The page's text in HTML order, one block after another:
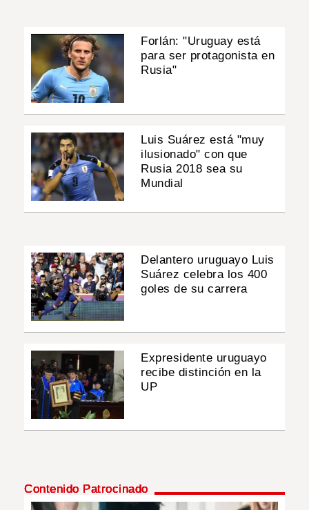
Forlán: "Uruguay está
para ser protagonista en
Rusia"
Luis Suárez está "muy
ilusionado" con que
Rusia 2018 sea su
Mundial
Delantero uruguayo Luis
Suárez celebra los 400
goles de su carrera
Expresidente uruguayo
recibe distinción en la
UP
Contenido Patrocinado